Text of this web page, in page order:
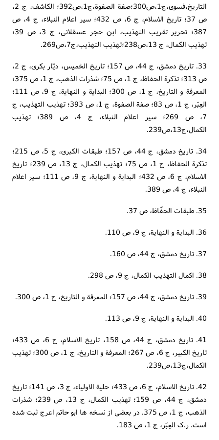
التاریخ،فسوی،ج1،ص300؛صفة الصفوة،ج1،ص392؛ الکاشف، ج 2،
ص 37؛ تاریخ الاسلام، ج 6، ص 432؛ سیر اعلام النبلاء، ج 4، ص
387؛ تحریر تقریب التهذیب، ابن حجر عسقلانی، ج 3، ص 39؛
تهذیب الکمال، ج 13،ص238؛تهذیب التهذیب،ج7،ص269.
33. تاریخ دمشق، ج 44، ص 157؛ تاریخ الخمیس، دیّار بکری، ج 2،
ص 313؛ تذکرة الحفاظ، ج 1، ص 75؛ شذرات الذهب، ج 1، ص 375؛
المعرفة و التاریخ، ج 1، ص 300؛ البدایة و النهایة، ج 9، ص 111؛
العِبَر، ج 1، ص 83؛ صفة الصفوة، ج 1، ص 393؛ تهذیب التهذیب، ج
7، ص 269؛ سیر اعلام النبلاء، ج 4، ص 389؛ تهذیب
الکمال،ج13،ص239.
34. تاریخ دمشق، ج 44، ص 157؛ طبقات الکبری، ج 5، ص 215؛
تذکرة الحفاظ، ج 1، ص 75؛ تهذیب الکمال، ج 13، ص 239؛ تاریخ
الاسلام، ج 6، ص 432؛ البدایة و النهایة، ج 9، ص 111؛ سیر اعلام
النبلاء، ج 4، ص 389.
35. طبقات الحفّاظ، ص 37.
36. البدایة و النهایة، ج 9، ص 110.
37. تاریخ دمشق، ج 44، ص 160.
38. اکمال التهذیب الکمال، ج 9، ص 298.
39. تاریخ دمشق، ج 44، ص 157؛ المعرفة و التاریخ، ج 1، ص 300.
40. البدایة و النهایة، ج 9، ص 113.
41. تاریخ دمشق، ج 44، ص 158، تاریخ الاسلام، ج 6، ص 433؛
تاریخ الکبیر، ج 6، ص 267؛ المعرفة و التاریخ، ج 1، ص 300؛ تهذیب
الکمال،ج13،ص239.
42. تاریخ الاسلام، ج 6، ص 433؛ حلیة الاولیاء، ج 3، ص 141؛ تاریخ
دمشق، ج 44، ص 159؛ تهذیب الکمال، ج 13، ص 239؛ شذرات
الذهب، ج 1، ص 375. در بعضی از نسخه ها ابو حاتم اعرج ثبت شده
است. ر.ک العِبَر، ج 1، ص 183.